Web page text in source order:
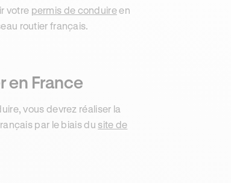
votre permis de conduireen
routier français.
en France
vous devrez réaliser la
par le biais du site de